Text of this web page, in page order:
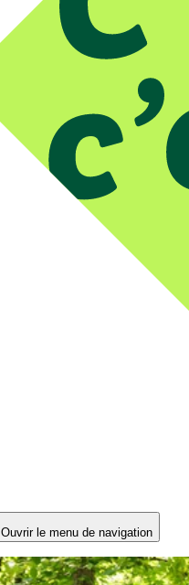
Ouvrir le menu de navigation